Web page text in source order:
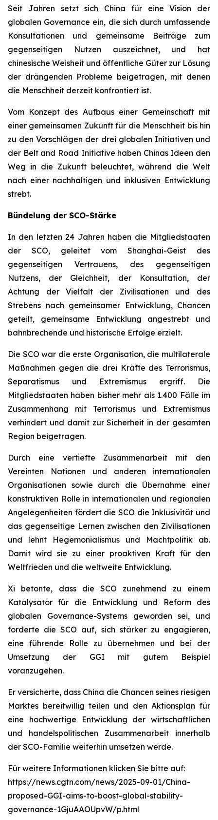
Seit Jahren setzt sich China für eine Vision der
globalen Governance ein, die sich durch umfassende
Konsultationen und gemeinsame Beiträge zum
gegenseitigen Nutzen auszeichnet, und hat
chinesische Weisheit und öffentliche Güter zur Lösung
der drängenden Probleme beigetragen, mit denen
die Menschheit derzeit konfrontiert ist.
Vom Konzept des Aufbaus einer Gemeinschaft mit
einer gemeinsamen Zukunft für die Menschheit bis hin
zu den Vorschlägen der drei globalen Initiativen und
der Belt and Road Initiative haben Chinas Ideen den
Weg in die Zukunft beleuchtet, während die Welt
nach einer nachhaltigen und inklusiven Entwicklung
strebt.
Bündelung der SCO-Stärke
In den letzten 24 Jahren haben die Mitgliedstaaten
der SCO, geleitet vom Shanghai-Geist des
gegenseitigen Vertrauens, des gegenseitigen
Nutzens, der Gleichheit, der Konsultation, der
Achtung der Vielfalt der Zivilisationen und des
Strebens nach gemeinsamer Entwicklung, Chancen
geteilt, gemeinsame Entwicklung angestrebt und
bahnbrechende und historische Erfolge erzielt.
Die SCO war die erste Organisation, die multilaterale
Maßnahmen gegen die drei Kräfte des Terrorismus,
Separatismus und Extremismus ergriff. Die
Mitgliedstaaten haben bisher mehr als 1.400 Fälle im
Zusammenhang mit Terrorismus und Extremismus
verhindert und damit zur Sicherheit in der gesamten
Region beigetragen.
Durch eine vertiefte Zusammenarbeit mit den
Vereinten Nationen und anderen internationalen
Organisationen sowie durch die Übernahme einer
konstruktiven Rolle in internationalen und regionalen
Angelegenheiten fördert die SCO die Inklusivität und
das gegenseitige Lernen zwischen den Zivilisationen
und lehnt Hegemonialismus und Machtpolitik ab.
Damit wird sie zu einer proaktiven Kraft für den
Weltfrieden und die weltweite Entwicklung.
Xi betonte, dass die SCO zunehmend zu einem
Katalysator für die Entwicklung und Reform des
globalen Governance-Systems geworden sei, und
forderte die SCO auf, sich stärker zu engagieren,
eine führende Rolle zu übernehmen und bei der
Umsetzung der GGI mit gutem Beispiel
voranzugehen.
Er versicherte, dass China die Chancen seines riesigen
Marktes bereitwillig teilen und den Aktionsplan für
eine hochwertige Entwicklung der wirtschaftlichen
und handelspolitischen Zusammenarbeit innerhalb
der SCO-Familie weiterhin umsetzen werde.
Für weitere Informationen klicken Sie bitte auf:
https://news.cgtn.com/news/2025-09-01/China-
proposed-GGI-aims-to-boost-global-stability-
governance-1GjuAAOUpvW/p.html